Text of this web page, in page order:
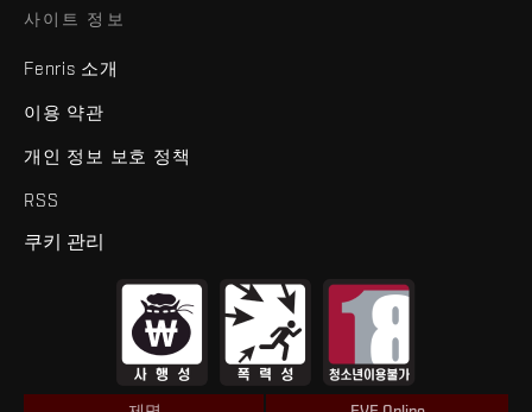
사이트 정보
Fenris 소개
이용 약관
개인 정보 보호 정책
RSS
쿠키 관리